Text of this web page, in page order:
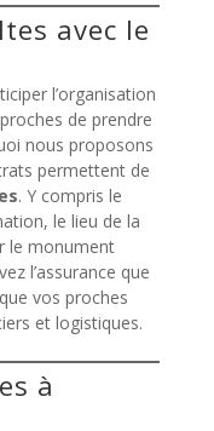
avec le
l’organisation
de prendre
nous proposons
permettent de
. Y compris le
le lieu de la
le monument
l’assurance que
vos proches
et logistiques.
à